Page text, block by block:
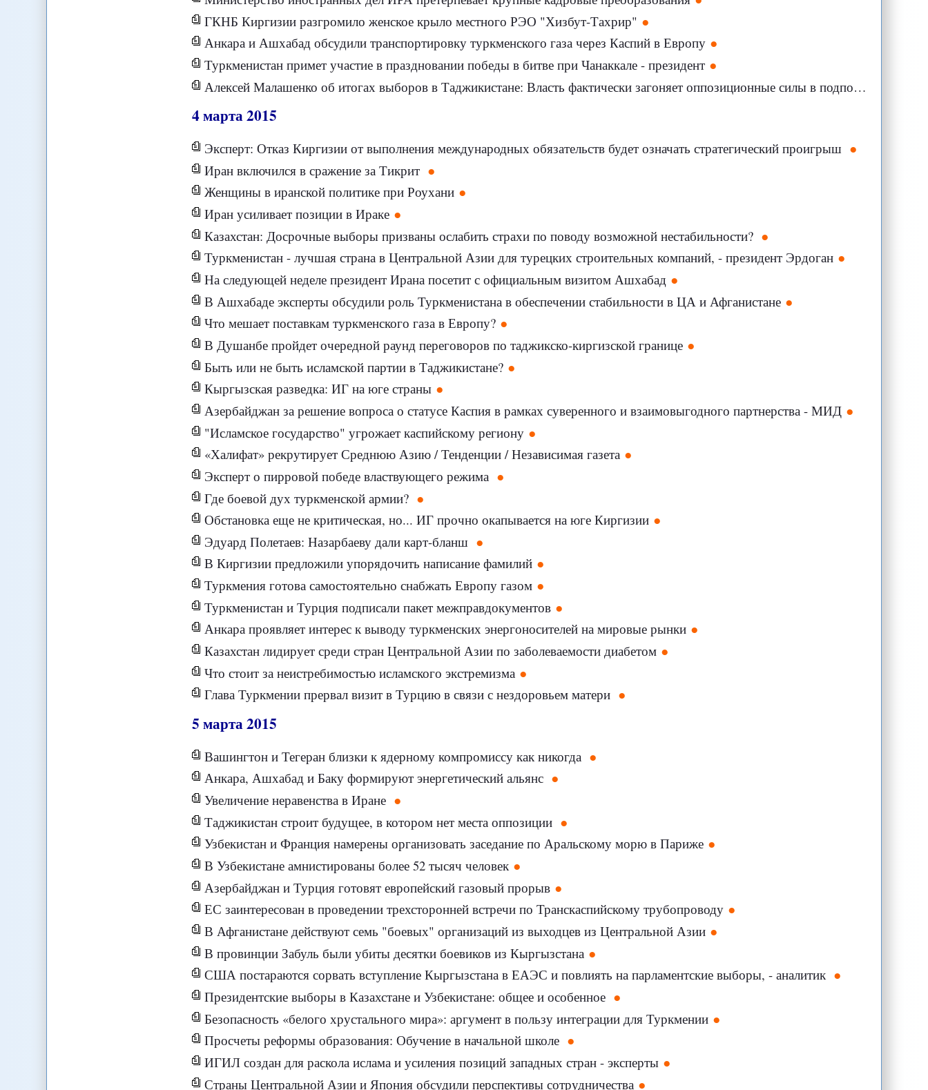
ГКНБ Киргизии разгромило женское крыло местного РЭО "Хизбут-Тахрир"
Анкара и Ашхабад обсудили транспортировку туркменского газа через Каспий в Европу
Туркменистан примет участие в праздновании победы в битве при Чанаккале - президент
Алексей Малашенко об итогах выборов в Таджикистане: Власть фактически загоняет оппозиционные силы в подполье
4марта2015
Эксперт: Отказ Киргизии от выполнения международных обязательств будет означать стратегический проигрыш
Иран включился в сражение за Тикрит
Женщины в иранской политике при Роухани
Иран усиливает позиции в Ираке
Казахстан: Досрочные выборы призваны ослабить страхи по поводу возможной нестабильности?
Туркменистан - лучшая страна в Центральной Азии для турецких строительных компаний, - президент Эрдоган
На следующей неделе президент Ирана посетит с официальным визитом Ашхабад
В Ашхабаде эксперты обсудили роль Туркменистана в обеспечении стабильности в ЦА и Афганистане
Что мешает поставкам туркменского газа в Европу?
В Душанбе пройдет очередной раунд переговоров по таджикско-киргизской границе
Быть или не быть исламской партии в Таджикистане?
Кыргызская разведка: ИГ на юге страны
Азербайджан за решение вопроса о статусе Каспия в рамках суверенного и взаимовыгодного партнерства - МИД
"Исламское государство" угрожает каспийскому региону
«Халифат» рекрутирует Среднюю Азию / Тенденции / Независимая газета
Эксперт о пирровой победе властвующего режима
Где боевой дух туркменской армии?
Обстановка еще не критическая, но... ИГ прочно окапывается на юге Киргизии
Эдуард Полетаев: Назарбаеву дали карт-бланш
В Киргизии предложили упорядочить написание фамилий
Туркмения готова самостоятельно снабжать Европу газом
Туркменистан и Турция подписали пакет межправдокументов
Анкара проявляет интерес к выводу туркменских энергоносителей на мировые рынки
Казахстан лидирует среди стран Центральной Азии по заболеваемости диабетом
Что стоит за неистребимостью исламского экстремизма
Глава Туркмении прервал визит в Турцию в связи с нездоровьем матери
5марта2015
Вашингтон и Тегеран близки к ядерному компромиссу как никогда
Анкара, Ашхабад и Баку формируют энергетический альянс
Увеличение неравенства в Иране
Таджикистан строит будущее, в котором нет места оппозиции
Узбекистан и Франция намерены организовать заседание по Аральскому морю в Париже
В Узбекистане амнистированы более 52 тысяч человек
Азербайджан и Турция готовят европейский газовый прорыв
ЕС заинтересован в проведении трехсторонней встречи по Транскаспийскому трубопроводу
В Афганистане действуют семь "боевых" организаций из выходцев из Центральной Азии
В провинции Забуль были убиты десятки боевиков из Кыргызстана
США постараются сорвать вступление Кыргызстана в ЕАЭС и повлиять на парламентские выборы, - аналитик
Президентские выборы в Казахстане и Узбекистане: общее и особенное
Безопасность «белого хрустального мира»: аргумент в пользу интеграции для Туркмении
Просчеты реформы образования: Обучение в начальной школе
ИГИЛ создан для раскола ислама и усиления позиций западных стран - эксперты
Страны Центральной Азии и Япония обсудили перспективы сотрудничества